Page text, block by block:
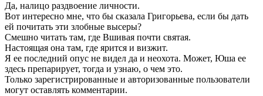
Да, налицо раздвоение личности.
Вот интересно мне, что бы сказала Григорьева, если бы дать
ей почитать эти злобные высеры?
Смешно читать там, где Вшивая почти святая.
Настоящая она там, где ярится и визжит.
Я ее последний опус не видел да и неохота. Может, Юша ее
здесь препарирует, тогда и узнаю, о чем это.
Только зарегистрированные и авторизованные пользователи
могут оставлять комментарии.